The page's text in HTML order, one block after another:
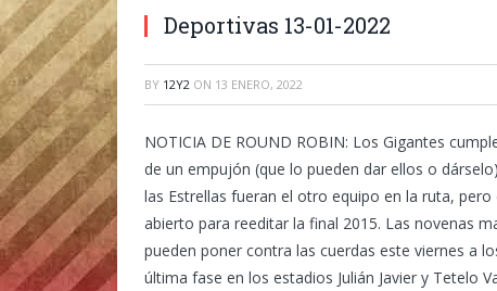
Deportivas 13-01-2022
BY 12Y2 ON 13 ENERO, 2022
NOTICIA DE ROUND ROBIN: Los Gigantes
de un empujón (que lo pueden dar ellos o
las Estrellas fueran el otro equipo en la ruta,
abierto para reeditar la final 2015. Las novenas
pueden poner contra las cuerdas este viernes a
última fase en los estadios Julián Javier y Tetelo